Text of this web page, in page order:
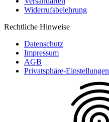
Widerrufsbelehrung
Rechtliche Hinweise
Datenschutz
Impressum
AGB
Privatsphäre-Einstellungen